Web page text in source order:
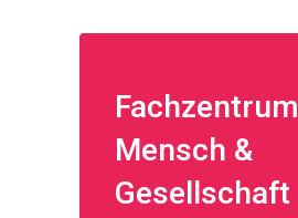
Fachzentrum
Mensch &
Gesellschaft